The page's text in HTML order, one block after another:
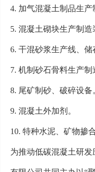
4. 加气混凝土制品生
5. 混凝土砌块生产制
6. 干混砂浆生产线、
7. 机制砂石骨料生产制
8. 尾矿制砂、破碎设备
9. 混凝土外加剂。
10. 特种水泥、矿物掺
为推动低碳混凝土研